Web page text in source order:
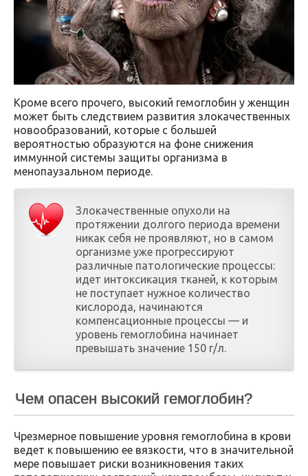
Кроме всего прочего, высокий гемоглобин у женщин
может быть следствием развития злокачественных
новообразований, которые с большей
вероятностью образуются на фоне снижения
иммунной системы защиты организма в
менопаузальном периоде.
Злокачественные опухоли на
протяжении долгого периода времени
никак себя не проявляют, но в самом
организме уже прогрессируют
различные патологические процессы:
идет интоксикация тканей, к которым
не поступает нужное количество
кислорода, начинаются
компенсационные процессы — и
уровень гемоглобина начинает
превышать значение 150 г/л.
Чем опасен высокий гемоглобин?
Чрезмерное повышение уровня гемоглобина в крови
ведет к повышению ее вязкости, что в значительной
мере повышает риски возникновения таких